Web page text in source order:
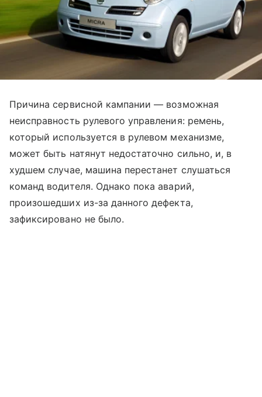
Причина сервисной кампании — возможная
неисправность рулевого управления: ремень,
который используется в рулевом механизме,
может быть натянут недостаточно сильно, и, в
худшем случае, машина перестанет слушаться
команд водителя. Однако пока аварий,
произошедших из-за данного дефекта,
зафиксировано не было.